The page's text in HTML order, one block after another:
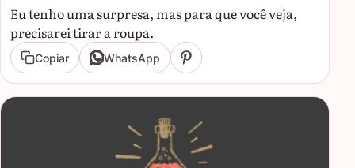
Eu tenho uma surpresa, mas para que você veja,
precisarei tirar a roupa.
Copiar WhatsApp